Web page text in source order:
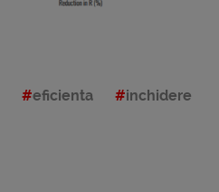
eficienta
inchidere